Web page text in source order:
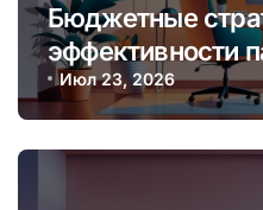
Бюджетные
эффективности
программ через
аналитику
Июл 23, 2026